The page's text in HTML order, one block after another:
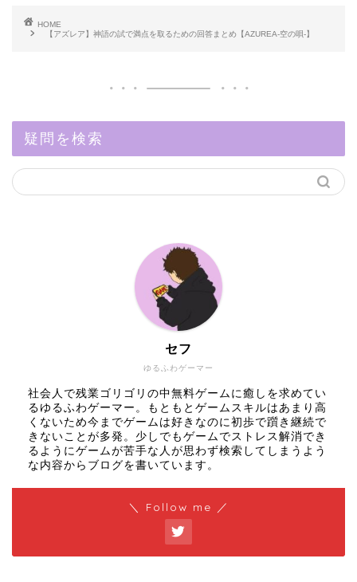
HOME
【アズレア】神語の試で満点を取るための回答まとめ【AZUREA-空の唄-】
疑問を検索
ゆるふわゲーマー
セフ
社会人で残業ゴリゴリの中無料ゲームに癒しを求めてい
るゆるふわゲーマー。もともとゲームスキルはあまり高
くないため今までゲームは好きなのに初歩で躓き継続で
きないことが多発。少しでもゲームでストレス解消でき
るようにゲームが苦手な人が思わず検索してしまうよう
な内容からブログを書いています。
＼ Follow me ／